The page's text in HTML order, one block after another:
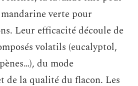
verte pour
Leur efficacité découle de
volatils (eucalyptol,
du mode
de la qualité du flacon. Les